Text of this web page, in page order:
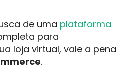
de uma plataforma
para
loja virtual, vale a pena
.